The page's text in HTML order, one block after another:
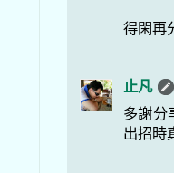
得閑再
止凡
多謝分
出招時